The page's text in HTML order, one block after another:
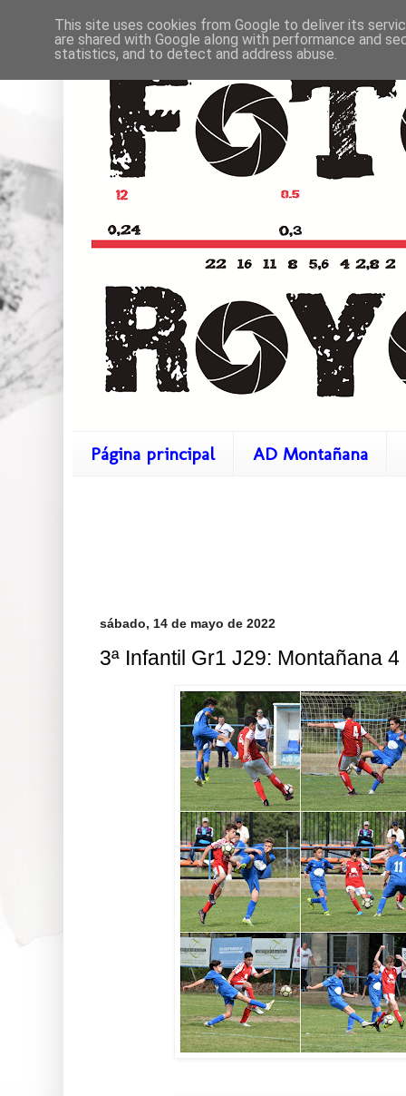
Página principal AD Montañana
sábado, 14 de mayo de 2022
3ª Infantil Gr1 J29: Montañana
This site uses cookies from Google to deliver its
are shared with Google along with performance and
statistics, and to detect and address abuse.